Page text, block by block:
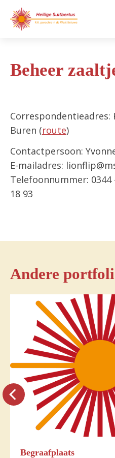
Beheer
Correspondentieadres:
Buren (route)
Contactpersoon:
E-mailadres:
Telefoonnummer: 0344
18 93
Andere
Begraafplaats